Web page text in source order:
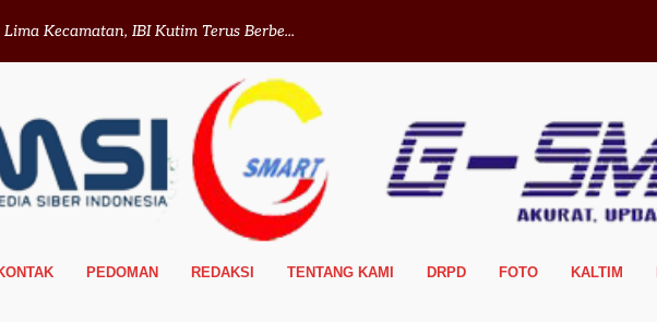
Kecamatan, IBI Kutim Terus Berbe...
PEDOMAN REDAKSI TENTANG KAMI DRPD FOTO KALTIM